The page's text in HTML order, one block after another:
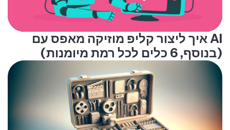
איך ליצור קליפ מוזיקה מאפס עם AI
(בנוסף, 6 כלים לכל רמת מיומנות)